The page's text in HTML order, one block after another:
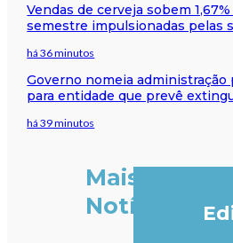
Vendas de cerveja sobem 1,67%
semestre impulsionadas pelas
há 36 minutos
Governo nomeia administração
para entidade que prevê
há 39 minutos
Mais
Notícias